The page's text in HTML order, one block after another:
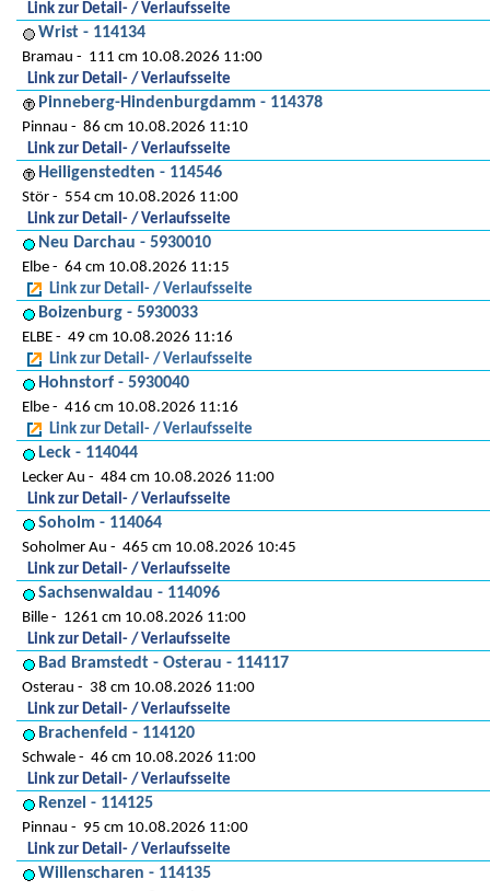
Link zur Detail- / Verlaufsseite
Wrist - 114134
Bramau
111 cm 10.08.2026 11:00
Link zur Detail- / Verlaufsseite
Pinneberg-Hindenburgdamm - 114378
Pinnau
86 cm 10.08.2026 11:10
Link zur Detail- / Verlaufsseite
Heiligenstedten - 114546
Stör
554 cm 10.08.2026 11:00
Link zur Detail- / Verlaufsseite
Neu Darchau - 5930010
Elbe
64 cm 10.08.2026 11:15
Link zur Detail- / Verlaufsseite
Boizenburg - 5930033
ELBE
49 cm 10.08.2026 11:16
Link zur Detail- / Verlaufsseite
Hohnstorf - 5930040
Elbe
416 cm 10.08.2026 11:16
Link zur Detail- / Verlaufsseite
Leck - 114044
Lecker Au
484 cm 10.08.2026 11:00
Link zur Detail- / Verlaufsseite
Soholm - 114064
Soholmer Au
465 cm 10.08.2026 10:45
Link zur Detail- / Verlaufsseite
Sachsenwaldau - 114096
Bille
1261 cm 10.08.2026 11:00
Link zur Detail- / Verlaufsseite
Bad Bramstedt - Osterau - 114117
Osterau
38 cm 10.08.2026 11:00
Link zur Detail- / Verlaufsseite
Brachenfeld - 114120
Schwale
46 cm 10.08.2026 11:00
Link zur Detail- / Verlaufsseite
Renzel - 114125
Pinnau
95 cm 10.08.2026 11:00
Link zur Detail- / Verlaufsseite
Willenscharen - 114135